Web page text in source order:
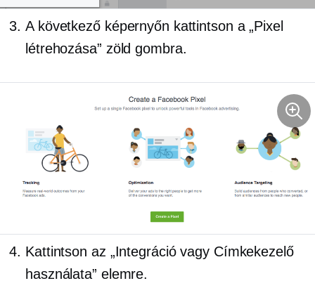
A következő képernyőn kattintson a „Pixel
létrehozása” zöld gombra.
Kattintson az „Integráció vagy Címkekezelő
használata” elemre.